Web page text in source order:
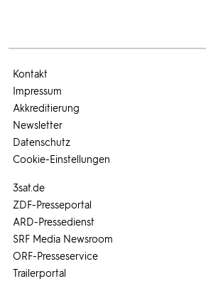
3sat.de
ZDF-Presseportal
ARD-Pressedienst
SRF Media Newsroom
ORF-Presseservice
Trailerportal
Kontakt
Impressum
Akkreditierung
Newsletter
Datenschutz
Cookie-Einstellungen